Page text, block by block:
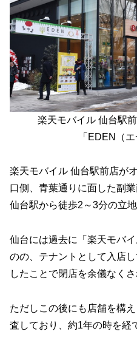
楽天モバイル 仙台駅
「EDEN（
楽天モバイル 仙台駅前店が
口側、青葉通りに面した副
仙台駅から徒歩2～3分の立地
仙台には過去に「楽天モバ
のの、テナントとして入店
したことで閉店を余儀なくさ
ただしこの後にも店舗を構
査しており、約1年の時を経